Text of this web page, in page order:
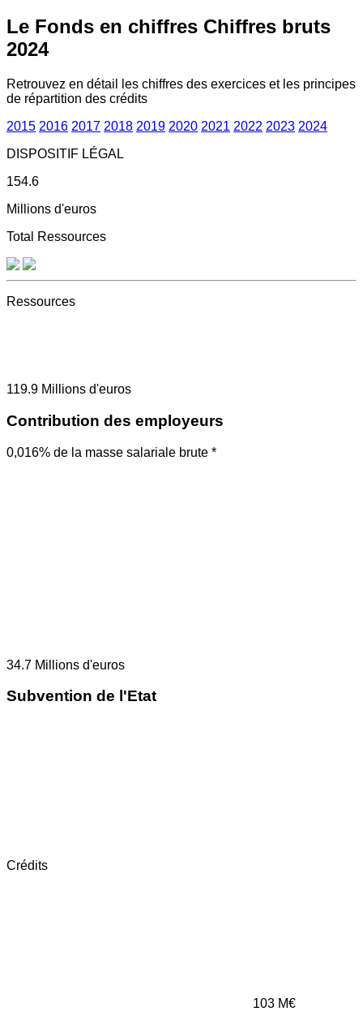
Le Fonds en chiffres Chiffres bruts
2024
Retrouvez en détail les chiffres des exercices et les principes
de répartition des crédits
2015 2016 2017 2018 2019 2020 2021 2022 2023 2024
DISPOSITIF LÉGAL
154.6
Millions d'euros
Total Ressources
Ressources
119.9 Millions d'euros
Contribution des employeurs
0,016% de la masse salariale brute *
34.7 Millions d'euros
Subvention de l'Etat
Crédits
103 M€